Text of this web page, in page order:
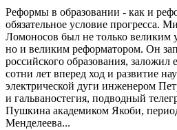
Реформы в образовании - как и
обязательное условие прогресса.
Ломоносов был не только великим
но и великим реформатором. Он
российского образования, заложил
сотни лет вперед ход и развитие
электрической дуги инженером
и гальваностегия, подводный
Пушкина академиком Якоби,
Менделеева...